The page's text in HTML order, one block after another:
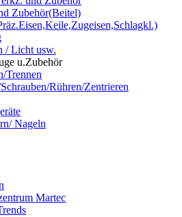
Zubehör(Beitel)
/ Licht usw.
u.Zubehör
Trennen
Rühren/Zentrieren
Nageln
Martec